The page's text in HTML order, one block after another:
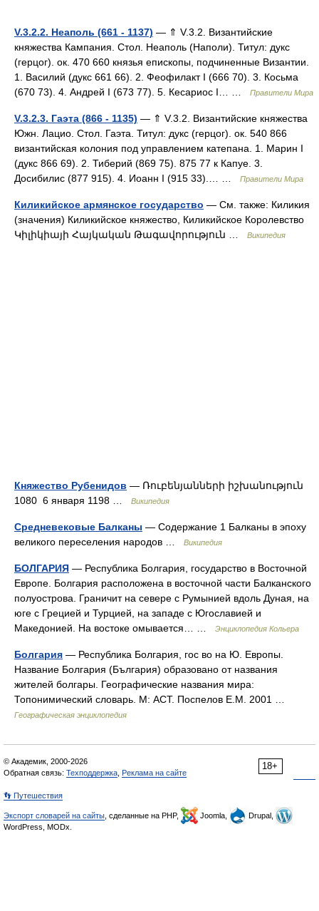
V.3.2.2. Неаполь (661 - 1137) — ⇑ V.3.2. Византийские
княжества Кампания. Стол. Неаполь (Наполи). Титул: дукс
(герцог). ок. 470 660 князья епископы, подчиненные Византии.
1. Василий (дукс 661 66). 2. Феофилакт I (666 70). 3. Косьма
(670 73). 4. Андрей I (673 77). 5. Кесариос I… …
Правители Мира
V.3.2.3. Гаэта (866 - 1135) — ⇑ V.3.2. Византийские княжества
Южн. Лацио. Стол. Гаэта. Титул: дукс (герцог). ок. 540 866
византийская колония под управлением катепана. 1. Марин I
(дукс 866 69). 2. Тиберий (869 75). 875 77 к Капуе. 3.
Досибилис (877 915). 4. Иоанн I (915 33).… …
Правители Мира
Киликийское армянское государство — См. также: Киликия
(значения) Киликийское княжество, Киликийское Королевство
Կիլիկիայի Հայկական Թագավորություն …
Википедия
Княжество Рубенидов — Ռուբենյանների իշխանություն
1080 6 января 1198 …
Википедия
Средневековые Балканы — Содержание 1 Балканы в эпоху
великого переселения народов …
Википедия
БОЛГАРИЯ — Республика Болгария, государство в Восточной
Европе. Болгария расположена в восточной части Балканского
полуострова. Граничит на севере с Румынией вдоль Дуная, на
юге с Грецией и Турцией, на западе с Югославией и
Македонией. На востоке омывается… …
Энциклопедия Кольера
Болгария — Республика Болгария, гос во на Ю. Европы.
Название Болгария (България) образовано от названия
жителей болгары. Географические названия мира:
Топонимический словарь. М: АСТ. Поспелов Е.М. 2001 …
Географическая энциклопедия
18+
© Академик, 2000-2026
Обратная связь: Техподдержка Реклама на сайте
👣 Путешествия
Экспорт словарей на сайты , сделанные на PHP, Joomla,
Drupal,
WordPress, MODx.